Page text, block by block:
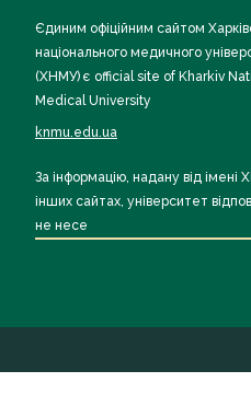
Єдиним офіційним сайтом
національного медичного
(ХНМУ) є official site of Kharkiv
Medical University
knmu.edu.ua
За інформацію, надану від імені
інших сайтах, університет
не несе